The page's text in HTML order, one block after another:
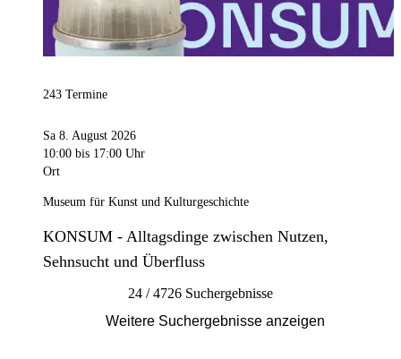
243 Termine
Sa 8. August 2026
10:00 bis 17:00 Uhr
Ort
Museum für Kunst und Kulturgeschichte
KONSUM - Alltagsdinge zwischen Nutzen,
Sehnsucht und Überfluss
24 / 4726 Suchergebnisse
Weitere Suchergebnisse anzeigen